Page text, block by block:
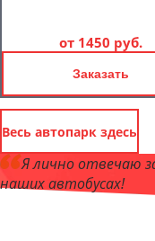
от 1450 руб.
Заказать
Весь автопарк здесь
Я лично отвечаю
наших автобусах!
,